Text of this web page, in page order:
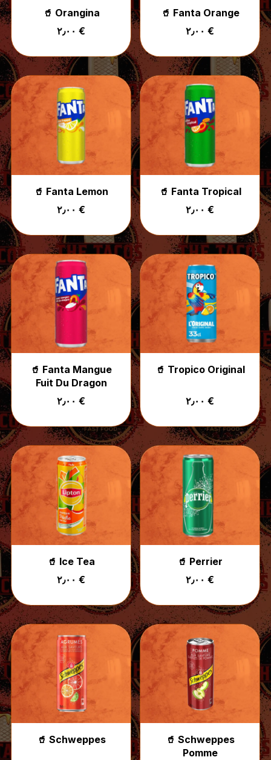
🥤 Orangina
٢٫٠٠ €
🥤 Fanta Orange
٢٫٠٠ €
🥤 Fanta Lemon
٢٫٠٠ €
🥤 Fanta Tropical
٢٫٠٠ €
🥤 Fanta Mangue
Fuit Du Dragon
٢٫٠٠ €
🥤 Tropico Original
٢٫٠٠ €
🥤 Ice Tea
٢٫٠٠ €
🥤 Perrier
٢٫٠٠ €
🥤 Schweppes
🥤 Schweppes
Pomme